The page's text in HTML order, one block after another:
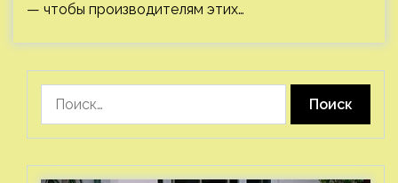
— чтобы производителям этих…